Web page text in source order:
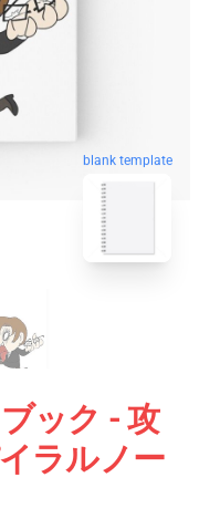
blank template
ック - 攻
ラルノー